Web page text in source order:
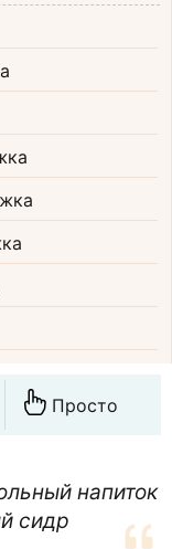
Просто
напиток
сидр